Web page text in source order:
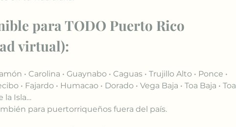
para TODO Puerto Rico
virtual):
• Carolina • Guaynabo • Caguas • Trujillo Alto • Ponce •
• Fajardo • Humacao • Dorado • Vega Baja • Toa Baja • Toa
la Isla…
para puertorriqueños fuera del país.